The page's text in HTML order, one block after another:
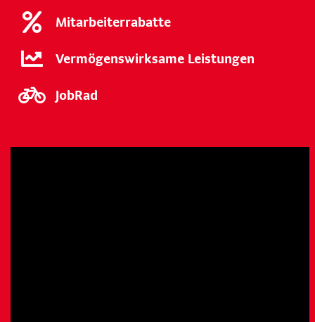
Mitarbeiterrabatte
Vermögenswirksame Leistungen
JobRad